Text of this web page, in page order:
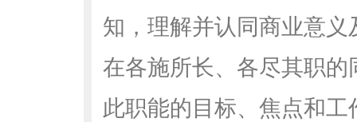
知，理解并认同商业意
在各施所长、各尽其职
此职能的目标、焦点和